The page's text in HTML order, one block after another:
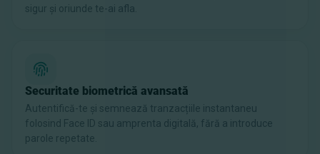
sigur și oriunde te-ai afla.
Securitate biometrică avansată
Autentifică-te și semnează tranzacțiile instantaneu
folosind Face ID sau amprenta digitală, fără a introduce
parole repetate.